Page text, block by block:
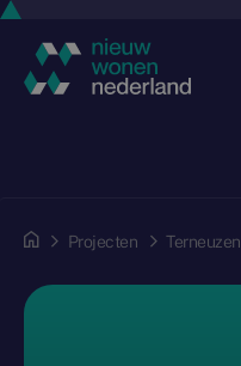
Projecten Terneuzen